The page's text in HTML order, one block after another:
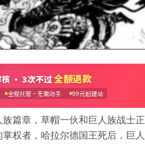
篇章，草帽一伙和巨人族战士
权者，哈拉尔德国王死后，巨